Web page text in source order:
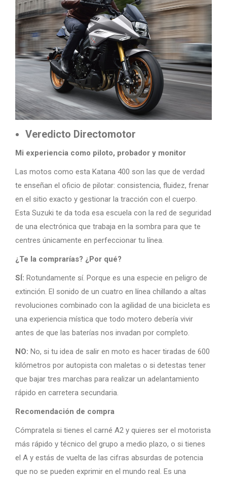
Veredicto Directomotor
Mi experiencia como piloto, probador y monitor
Las motos como esta Katana 400 son las que de verdad
te enseñan el oficio de pilotar: consistencia, fluidez, frenar
en el sitio exacto y gestionar la tracción con el cuerpo.
Esta Suzuki te da toda esa escuela con la red de seguridad
de una electrónica que trabaja en la sombra para que te
centres únicamente en perfeccionar tu línea.
¿Te la comprarías? ¿Por qué?
SÍ: Rotundamente sí. Porque es una especie en peligro de
extinción. El sonido de un cuatro en línea chillando a altas
revoluciones combinado con la agilidad de una bicicleta es
una experiencia mística que todo motero debería vivir
antes de que las baterías nos invadan por completo.
NO: No, si tu idea de salir en moto es hacer tiradas de 600
kilómetros por autopista con maletas o si detestas tener
que bajar tres marchas para realizar un adelantamiento
rápido en carretera secundaria.
Recomendación de compra
Cómpratela si tienes el carné A2 y quieres ser el motorista
más rápido y técnico del grupo a medio plazo, o si tienes
el A y estás de vuelta de las cifras absurdas de potencia
que no se pueden exprimir en el mundo real. Es una